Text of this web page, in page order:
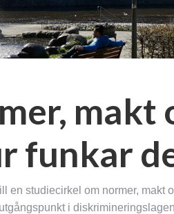
makt
funkar
en studiecirkel om normer, makt
i